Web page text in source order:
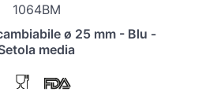
1064BM
ø 25 mm - Blu -
media